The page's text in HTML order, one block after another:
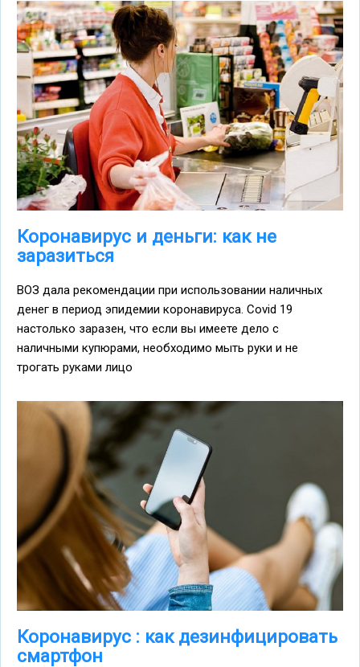
Коронавирус и деньги: как не
заразиться
ВОЗ дала рекомендации при использовании наличных
денег в период эпидемии коронавируса. Covid 19
настолько заразен, что если вы имеете дело с
наличными купюрами, необходимо мыть руки и не
трогать руками лицо
Коронавирус : как дезинфицировать
смартфон